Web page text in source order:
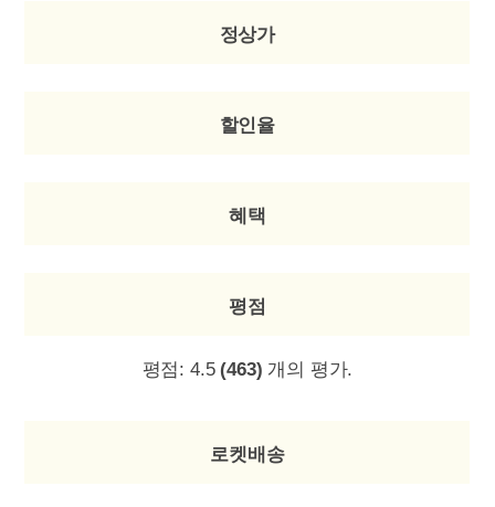
정상가
할인율
혜택
평점
평점: 4.5 (463) 개의 평가.
로켓배송